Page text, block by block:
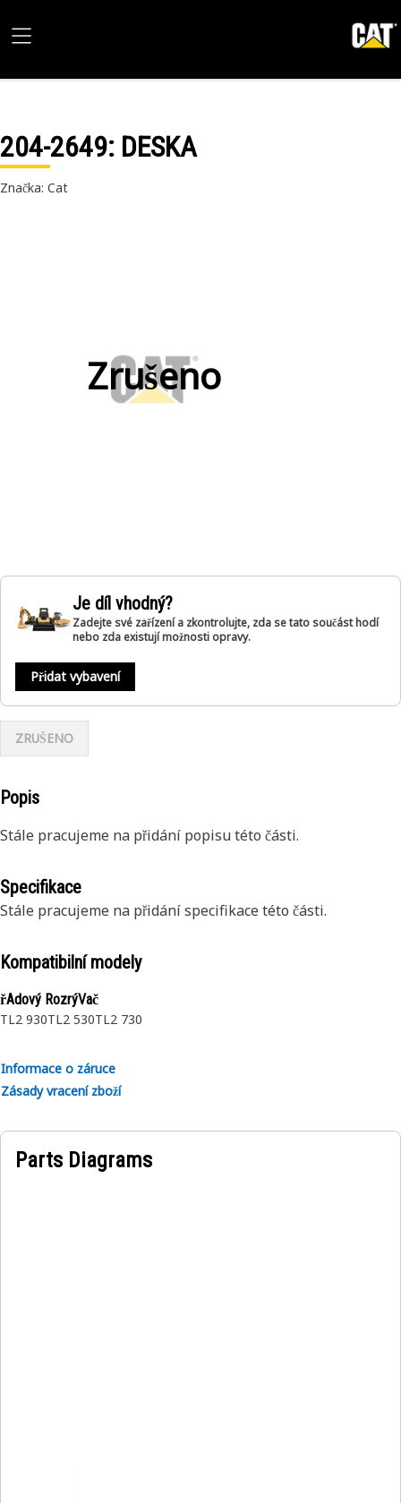
204-2649: DESKA
Značka: Cat
Zrušeno
Je díl vhodný?
Zadejte své zařízení a zkontrolujte, zda se tato součást hodí
nebo zda existují možnosti opravy.
Přidat vybavení
ZRUŠENO
Popis
Stále pracujeme na přidání popisu této části.
Specifikace
Stále pracujeme na přidání specifikace této části.
Kompatibilní modely
řAdový RozrýVač
TL2 930TL2 530TL2 730
Informace o záruce
Zásady vracení zboží
Parts Diagrams